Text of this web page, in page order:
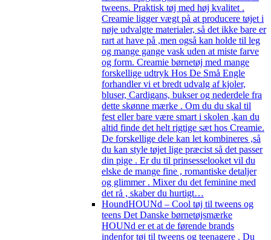
tweens. Praktisk tøj med høj kvalitet .
Creamie ligger vægt på at producere tøjet i
nøje udvalgte materialer, så det ikke bare er
rart at have på ,men også kan holde til leg
og mange gange vask uden at miste farve
og form. Creamie børnetøj med mange
forskellige udtryk Hos De Små Engle
forhandler vi et bredt udvalg af kjoler,
bluser, Cardigans, bukser og nederdele fra
dette skønne mærke . Om du du skal til
fest eller bare være smart i skolen ,kan du
altid finde det helt rigtige sæt hos Creamie.
De forskellige dele kan let kombineres ,så
du kan style tøjet lige præcist så det passer
din pige . Er du til prinsesselooket vil du
elske de mange fine , romantiske detaljer
og glimmer . Mixer du det feminine med
det rå , skaber du hurtigt…
HoundHOUNd – Cool tøj til tweens og
teens Det Danske børnetøjsmærke
HOUNd er et at de førende brands
indenfor tøj til tweens og teenagere . Du